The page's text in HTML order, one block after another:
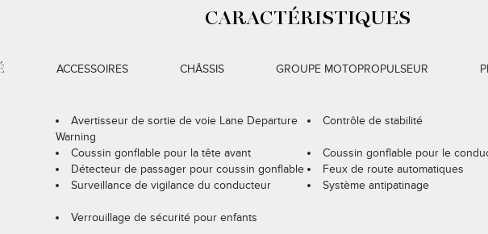
CARACTÉRISTIQUES
ACCESSOIRES CHÂSSIS GROUPE MOTOPROPULSEUR
Avertisseur de sortie de voie Lane Departure
Warning
Contrôle de stabilité
Coussin gonflable pour la tête avant Coussin gonflable pour le
Détecteur de passager pour coussin gonflable Feux de route automatiques
Surveillance de vigilance du conducteur Système antipatinage
Verrouillage de sécurité pour enfants